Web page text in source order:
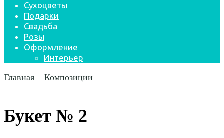
Сухоцветы
Подарки
Свадьба
Розы
Оформление
Интерьер
Главная Композиции
Букет № 2